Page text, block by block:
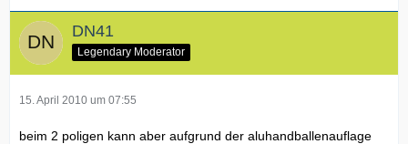
DN41
Legendary Moderator
15. April 2010 um 07:55
beim 2 poligen kann aber aufgrund der aluhandballenauflage